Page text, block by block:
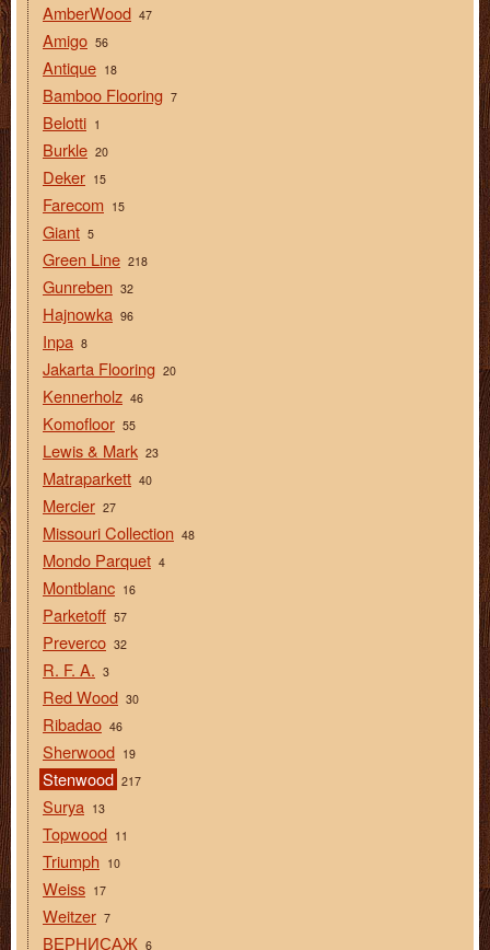
AmberWood 47
Amigo 56
Antique 18
Bamboo Flooring 7
Belotti 1
Burkle 20
Deker 15
Farecom 15
Giant 5
Green Line 218
Gunreben 32
Hajnowka 96
Inpa 8
Jakarta Flooring 20
Kennerholz 46
Komofloor 55
Lewis & Mark 23
Matraparkett 40
Mercier 27
Missouri Collection 48
Mondo Parquet 4
Montblanc 16
Parketoff 57
Preverco 32
R. F. A. 3
Red Wood 30
Ribadao 46
Sherwood 19
Stenwood 217
Surya 13
Topwood 11
Triumph 10
Weiss 17
Weitzer 7
ВЕРНИСАЖ 6